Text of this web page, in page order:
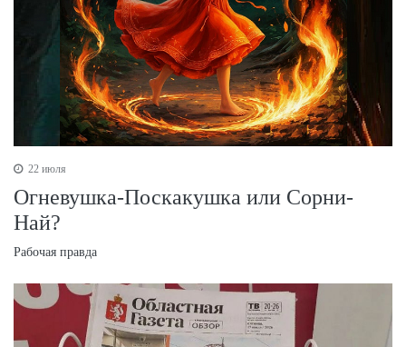
22 июля
Огневушка-Поскакушка или Сорни-
Най?
Рабочая правда